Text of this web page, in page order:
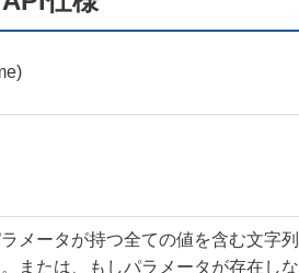
メータが持つ全ての値を含む文字列
または、もしパラメータが存在しな